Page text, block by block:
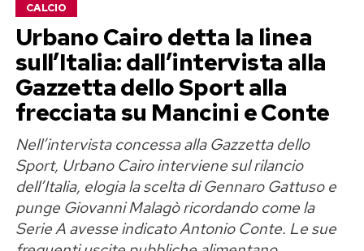
polemica estiva in una riflessione più ampia
sull’immagine femminile.
«Amo le mie curve e il corpo che mi
ha permesso di diventare madre»
Georgina Rodriguez è madre di sei figli e nel suo
messaggio ricorda proprio il ruolo della
maternità nel rapporto con il proprio corpo.
Spiega di voler trasmettere alle sue figlie un
principio semplice ma fondamentale: il valore di
CALCIO
Urbano Cairo detta la linea
sull’Italia: dall’intervista alla
Gazzetta dello Sport alla
frecciata su Mancini e Conte
Nell’intervista concessa alla Gazzetta dello
Sport, Urbano Cairo interviene sul rilancio
dell’Italia, elogia la scelta di Gennaro Gattuso e
punge Giovanni Malagò ricordando come la
Serie A avesse indicato Antonio Conte. Le sue